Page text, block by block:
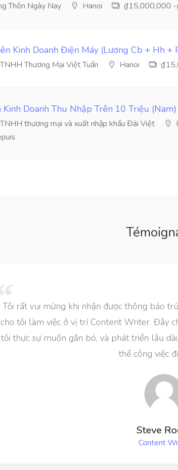
Thôn Ngày Nay Hanoi ₫15,000,000
Kinh Doanh Điện Máy (Lương Cb + Hh +
Thương Mại Việt Tuấn Hanoi
Kinh Doanh Thu Nhập Trên 10 Triệu (Nam)
thương mại và xuất nhập khẩu Đài Việt
rất vui mừng khi nhận được thông báo trúng
tôi làm việc ở vị trí Content Writer. Đây
sự muốn gắn bó, và phát triển lâu dài.
thể công việc được
Steve Roger
Content Writer